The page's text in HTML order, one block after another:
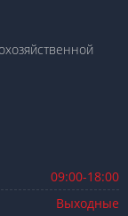
09:00-18:00
Выходные